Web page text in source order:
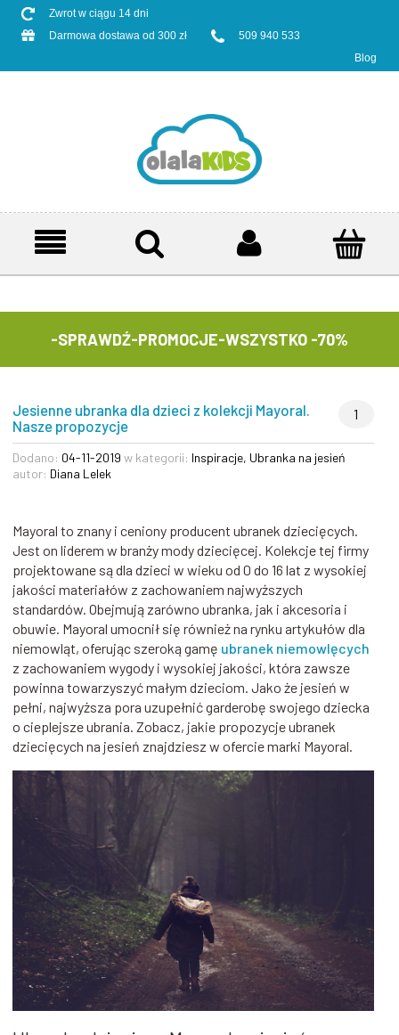
Zwrot w ciągu 14 dni
Darmowa dostawa od 300 zł
509 940 533
Blog
-SPRAWDŹ-PROMOCJE-WSZYSTKO -70%
Jesienne ubranka dla dzieci z kolekcji Mayoral.
Nasze propozycje
1
Dodano: 04-11-2019 w kategorii: Inspiracje, Ubranka na jesień
autor: Diana Lelek
Mayoral to znany i ceniony producent ubranek dziecięcych.
Jest on liderem w branży mody dziecięcej. Kolekcje tej firmy
projektowane są dla dzieci w wieku od 0 do 16 lat z wysokiej
jakości materiałów z zachowaniem najwyższych
standardów. Obejmują zarówno ubranka, jak i akcesoria i
obuwie. Mayoral umocnił się również na rynku artykułów dla
niemowląt, oferując szeroką gamę ubranek niemowlęcych
z zachowaniem wygody i wysokiej jakości, która zawsze
powinna towarzyszyć małym dzieciom. Jako że jesień w
pełni, najwyższa pora uzupełnić garderobę swojego dziecka
o cieplejsze ubrania. Zobacz, jakie propozycje ubranek
dziecięcych na jesień znajdziesz w ofercie marki Mayoral.